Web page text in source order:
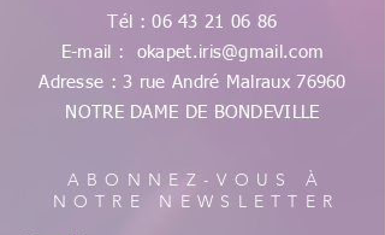
Tél :06 43 21 06 86
E-mail : okapet.iris@gmail.com
Adresse : 3 rue André Malraux 76960
NOTRE DAME DE BONDEVILLE
ABONNEZ-VOUS À
NOTRE NEWSLETTER